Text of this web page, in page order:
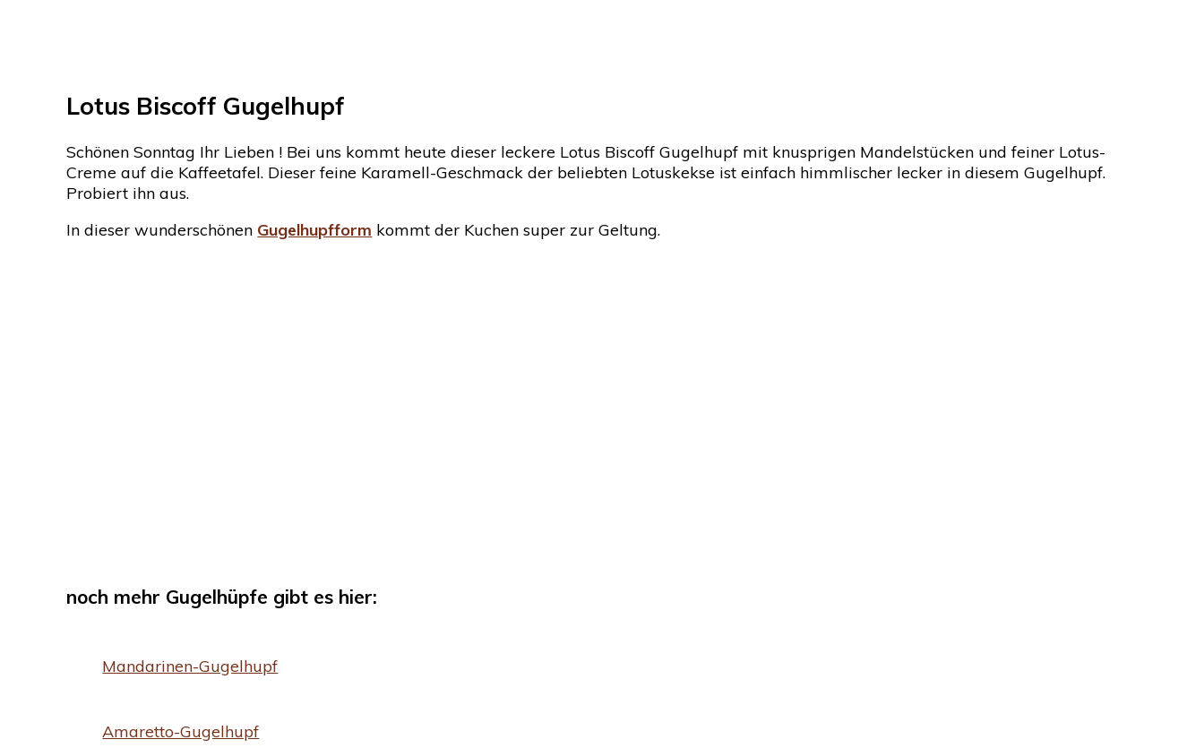
Lotus Biscoff Gugelhupf
Schönen Sonntag Ihr Lieben ! Bei uns kommt heute dieser leckere Lotus Biscoff Gugelhupf mit knusprigen Mandelstücken und feiner Lotus-
Creme auf die Kaffeetafel. Dieser feine Karamell-Geschmack der beliebten Lotuskekse ist einfach himmlischer lecker in diesem Gugelhupf.
Probiert ihn aus.
In dieser wunderschönen Gugelhupfform kommt der Kuchen super zur Geltung.
noch mehr Gugelhüpfe gibt es hier:
Mandarinen-Gugelhupf
Amaretto-Gugelhupf